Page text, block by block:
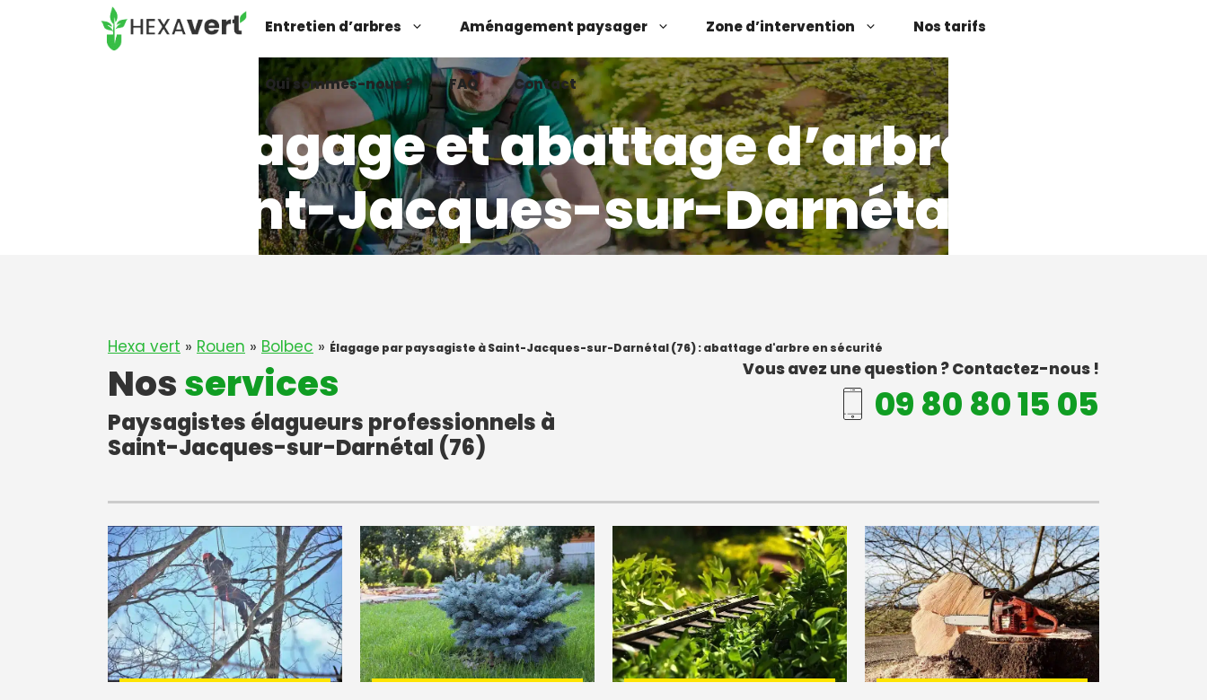
Entretien d’arbres Aménagement paysager Zone d’intervention Nos tarifs
Qui sommes-nous ? FAQ Contact
Elagage et abattage d’arbres
à Saint-Jacques-sur-Darnétal (76)
Hexa vert » Rouen » Bolbec » Élagage par paysagiste à Saint-Jacques-sur-Darnétal (76) : abattage d'arbre en sécurité
Nosservices
Paysagistes élagueurs professionnels à
Saint-Jacques-sur-Darnétal (76)
Vous avez une question ? Contactez-nous !
09 80 80 15 05